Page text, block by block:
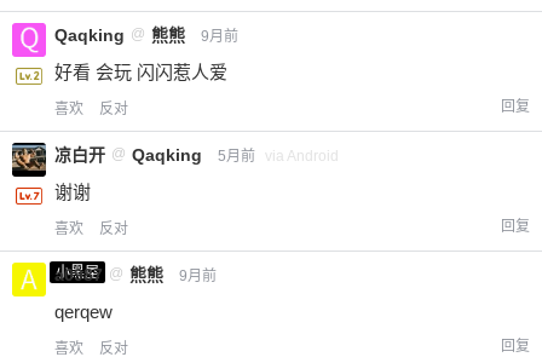
Qaqking @ 熊熊 9月前
好看 会玩 闪闪惹人爱
喜欢 反对 回复
凉白开 @ Qaqking 5月前 via Android
谢谢
喜欢 反对 回复
小黑屋
a0987 @ 熊熊 9月前
qerqew
喜欢 反对 回复